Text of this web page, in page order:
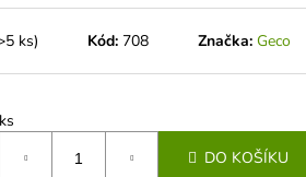
ks) Kód: 708 Značka: Geco
DO KOŠÍKU